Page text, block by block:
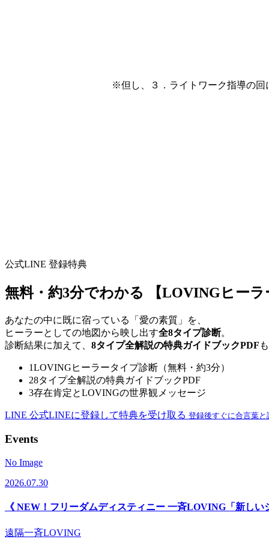
※但し、３．ライトワーク指導の回
公式LINE 登録特典
無料・約3分でわかる 【LOVINGヒーラ
あなたの中に既に宿っている「愛の素質」を、
ヒーラーとしての地図から映し出す全8タイプ診断。
診断結果に加えて、 8タイプ全解説の特典ガイドブックPDF
1LOVINGヒーラータイプ診断（無料・約3分）
28タイプ全解説の特典ガイドブックPDF
3存在肯定とLOVINGの世界観メッセージ
LINE 公式LINEに登録して特典を受け取る 登録後すぐに合言葉
Events
No Image
2026.07.30
《 NEW！フリーダムディスティニー 一斉LOVING「新しい
遠隔一斉LOVING